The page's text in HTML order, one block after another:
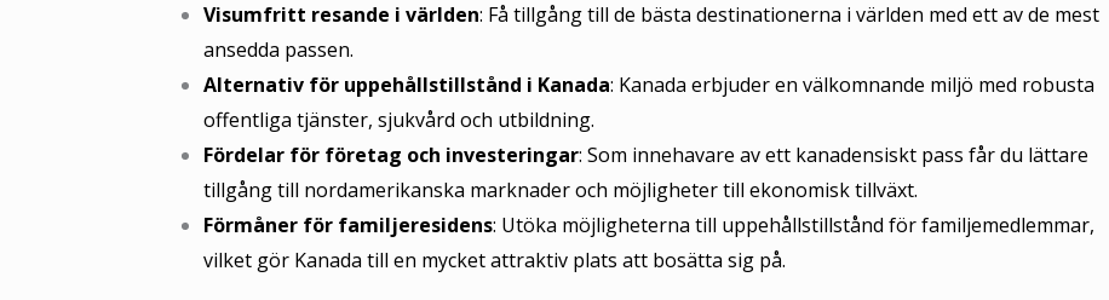
Visumfritt resande i världen: Få tillgång till de bästa destinationerna i världen med ett av de mest
ansedda passen.
Alternativ för uppehållstillstånd i Kanada: Kanada erbjuder en välkomnande miljö med robusta
offentliga tjänster, sjukvård och utbildning.
Fördelar för företag och investeringar: Som innehavare av ett kanadensiskt pass får du lättare
tillgång till nordamerikanska marknader och möjligheter till ekonomisk tillväxt.
Förmåner för familjeresidens: Utöka möjligheterna till uppehållstillstånd för familjemedlemmar,
vilket gör Kanada till en mycket attraktiv plats att bosätta sig på.